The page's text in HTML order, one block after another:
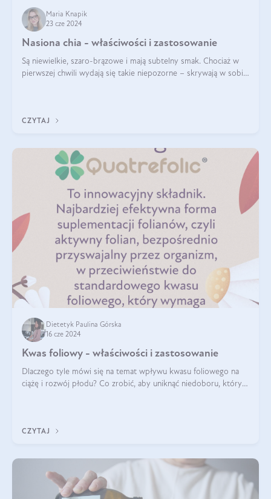
Maria Knapik
23 cze 2024
Nasiona chia - właściwości i zastosowanie
Są niewielkie, szaro-brązowe i mają subtelny smak. Chociaż w
pierwszej chwili wydają się takie niepozorne – skrywają w sobie
CZYTAJ
Dietetyk Paulina Górska
16 cze 2024
Kwas foliowy - właściwości i zastosowanie
Dlaczego tyle mówi się na temat wpływu kwasu foliowego na
ciążę i rozwój płodu? Co zrobić, aby uniknąć niedoboru, który
CZYTAJ